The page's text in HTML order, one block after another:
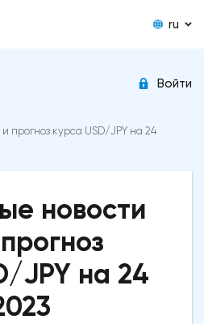
ru
Войти
прогноз курса USD/JPY на 24
новости
JPY на 24